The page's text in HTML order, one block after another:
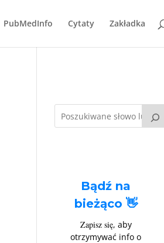
PubMedInfo Cytaty Zakładka
Bądź na
bieżąco 👋
Zapisz się, aby
otrzymywać info o